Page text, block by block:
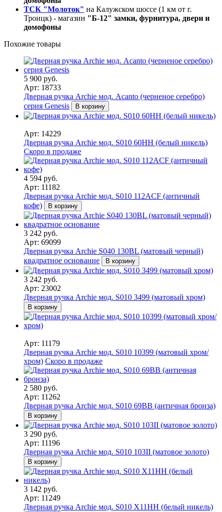
ТСК "Молоток" на Калужском шоссе (1 км от г.
Троицк) - магазин "Б-12" замки, фурнитура, двери и
домофоны
Похожие товары
5 900 руб.
Арт: 18733
Дверная ручка Archie мод. Acanto (черненое серебро)
серия Genesis
В корзину
Арт: 14229
Дверная ручка Archie мод. S010 60HH (белый никель)
Скоро в продаже
4 594 руб.
Арт: 11182
Дверная ручка Archie мод. S010 112ACF (античный
кофе)
В корзину
3 242 руб.
Арт: 69099
Дверная ручка Archie S040 130BL (матовый черный)
квадратное основание
В корзину
3 242 руб.
Арт: 23002
Дверная ручка Archie мод. S010 3499 (матовый хром)
В корзину
Арт: 11179
Дверная ручка Archie мод. S010 10399 (матовый хром/
хром) Скоро в продаже
2 580 руб.
Арт: 11262
Дверная ручка Archie мод. S010 69BB (античная бронза)
В корзину
3 290 руб.
Арт: 11196
Дверная ручка Archie мод. S010 103II (матовое золото)
В корзину
3 142 руб.
Арт: 11249
Дверная ручка Archie мод. S010 X11HH (белый никель)